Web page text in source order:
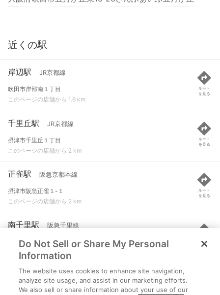
近くの駅
岸辺駅 JR京都線
吹田市岸部南１丁目
このページの店舗から 1.6 km
ルート
を見る
千里丘駅 JR京都線
摂津市千里丘１丁目
このページの店舗から 2 km
ルート
を見る
正雀駅 阪急京都本線
摂津市阪急正雀１-１
このページの店舗から 2 km
ルート
を見る
南千里駅 阪急千里線
吹田市津雲台１-１-１
このページの店舗から 2 km
ルート
を見る
万博記念公園駅 大阪モノレール線 など
吹田市千里万博公園内
Do Not Sell or Share My Personal
Information
The website uses cookies to enhance site navigation,
analyze site usage, and assist in our marketing efforts.
We also sell or share information about your use of our